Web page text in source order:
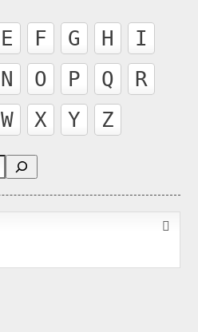
E F G H
I
N O P Q
R
W X Y Z